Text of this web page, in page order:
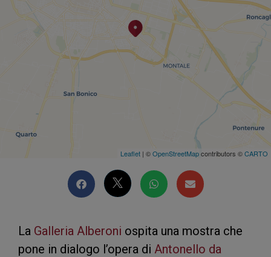
Leaflet | ©OpenStreetMapcontributors ©CARTO
La Galleria Alberoni ospita una mostra che
pone in dialogo l’opera di Antonello da